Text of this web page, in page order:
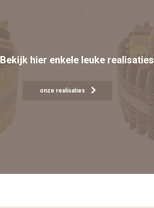
Bekijk hier enkele leuke realisaties
onze realisaties